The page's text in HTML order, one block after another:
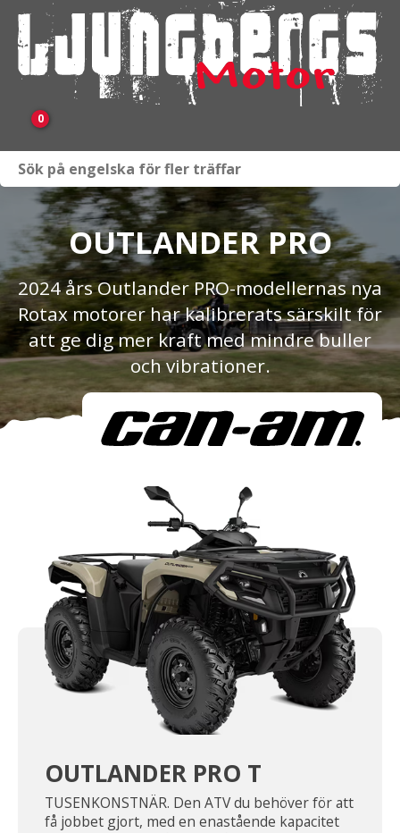
0
Fordon i lager
Verkstad
KAMPANJ
BRP
Släpvagnar & Skylift
Om oss
OUTLANDER PRO
2024 års Outlander PRO-modellernas nya
Rotax motorer har kalibrerats särskilt för
att ge dig mer kraft med mindre buller
och vibrationer.
OUTLANDER PRO T
TUSENKONSTNÄR. Den ATV du behöver för att
få jobbet gjort, med en enastående kapacitet